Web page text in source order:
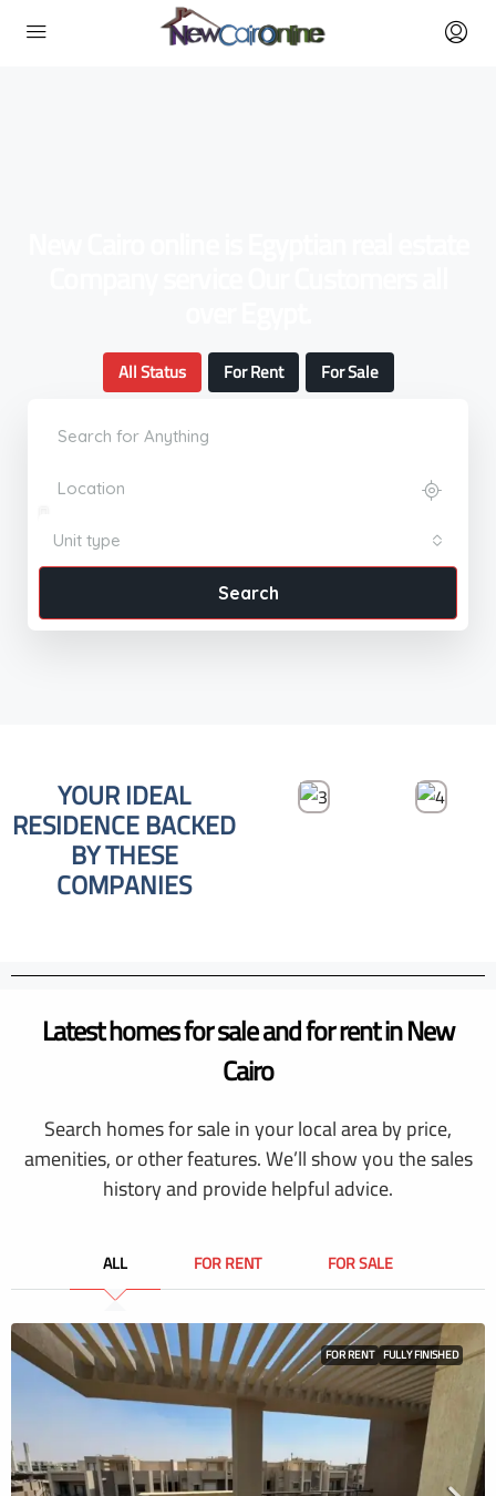
All Status For Rent For Sale
Unit type
Search
YOUR IDEAL
RESIDENCE BACKED
BY THESE
COMPANIES
Latest homes for sale and for rent in New
Cairo
Search homes for sale in your local area by price,
amenities, or other features. We’ll show you the sales
history and provide helpful advice.
ALL FOR RENT FOR SALE
FOR RENT FULLY FINISHED